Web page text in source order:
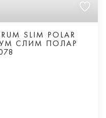
SLIM POLAR
СЛИМ ПОЛАР